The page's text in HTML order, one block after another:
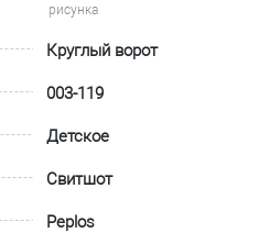
рисунка
Круглый ворот
003-119
Детское
Свитшот
Peplos